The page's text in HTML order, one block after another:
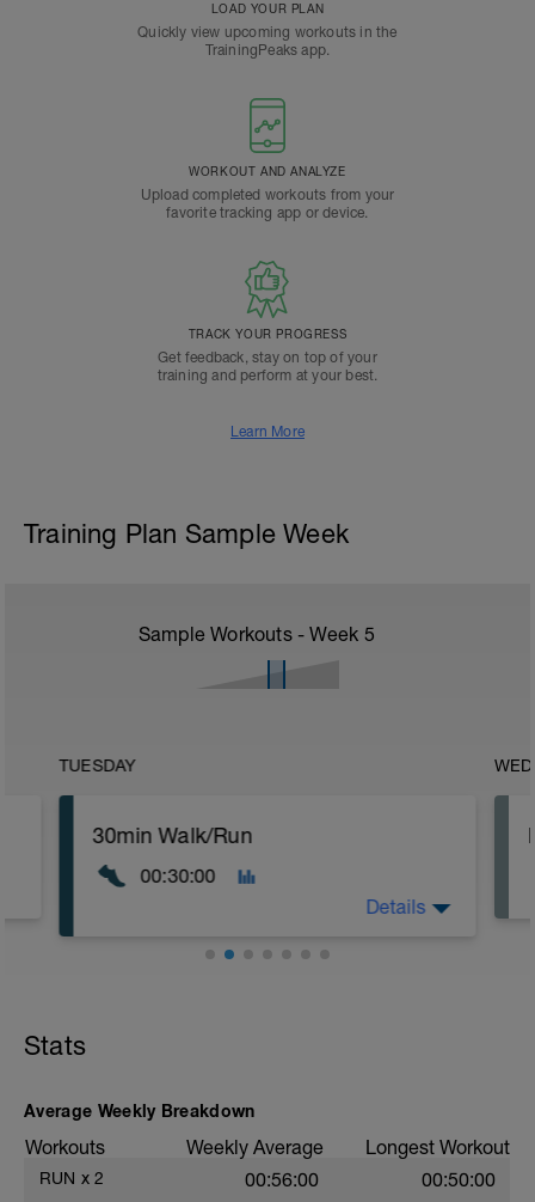
LOAD YOUR PLAN
Quickly view upcoming workouts in the
TrainingPeaks app.
WORKOUT AND ANALYZE
Upload completed workouts from your
favorite tracking app or device.
TRACK YOUR PROGRESS
Get feedback, stay on top of your
training and perform at your best.
Learn More
Training Plan Sample Week
Sample Workouts - Week 5
TUESDAY
30min Walk/Run
00:30:00
mit jeweils nur einer Minute Gehpause.
zügig gehen.
Details
Stats
Average Weekly Breakdown
Workouts Weekly Average Longest Workout
RUN x 2 00:56:00 00:50:00